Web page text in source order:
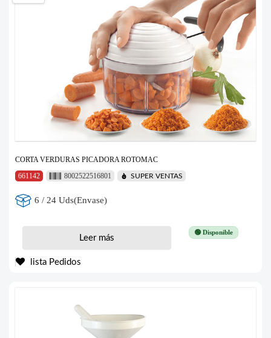
CORTA VERDURAS PICADORA ROTOMAC
661142
8002522516801 SUPER VENTAS
6 / 24 Uds(Envase)
🟢 Disponible
Leer más
lista Pedidos